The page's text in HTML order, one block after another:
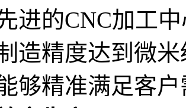
进的CNC加工
造精度达到微
够精准满足客